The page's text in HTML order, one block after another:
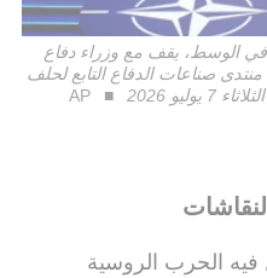
في الوسط، يقف مع وزراء دفاع
صناعات الدفاع التابع لحلف
2026
AP
الحرب الروسية